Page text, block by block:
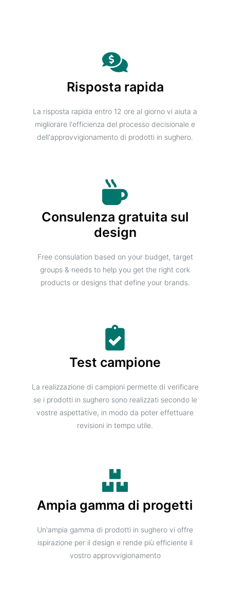
Risposta rapida
La risposta rapida entro 12 ore al giorno vi aiuta a
migliorare l'efficienza del processo decisionale e
dell'approvvigionamento di prodotti in sughero.
Consulenza gratuita sul
design
Free consulation based on your budget, target
groups & needs to help you get the right cork
products or designs that define your brands.
Test campione
La realizzazione di campioni permette di verificare
se i prodotti in sughero sono realizzati secondo le
vostre aspettative, in modo da poter effettuare
revisioni in tempo utile.
Ampia gamma di progetti
Un'ampia gamma di prodotti in sughero vi offre
ispirazione per il design e rende più efficiente il
vostro approvvigionamento